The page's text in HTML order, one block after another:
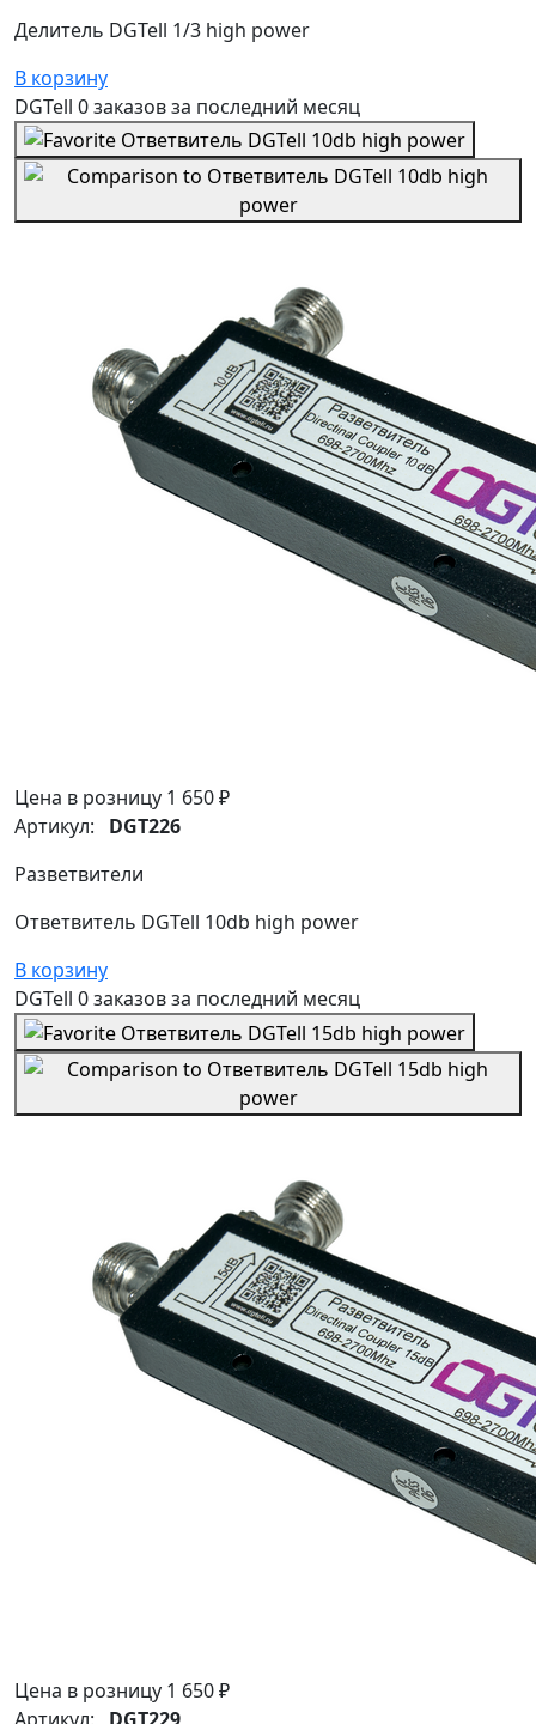
Делитель DGTell 1/3 high power
В корзину
DGTell 0 заказовза последний месяц
Цена в розницу 1 650 ₽
Артикул: DGT226
Разветвители
Ответвитель DGTell 10db high power
В корзину
DGTell 0 заказовза последний месяц
Цена в розницу 1 650 ₽